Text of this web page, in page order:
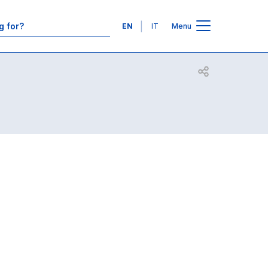
Languages
EN IT Menu
Open share